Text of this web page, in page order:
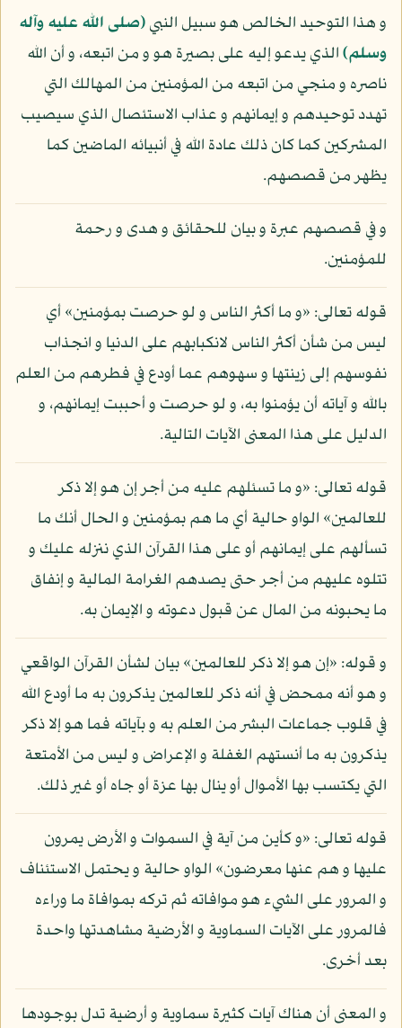
و هذا التوحيد الخالص هو سبيل النبي(صلى الله عليه وآله
وسلم)الذي يدعو إليه على بصيرة هو و من اتبعه، و أن الله
ناصره و منجي من اتبعه من المؤمنين من المهالك التي
تهدد توحيدهم و إيمانهم و عذاب الاستئصال الذي سيصيب
المشركين كما كان ذلك عادة الله في أنبيائه الماضين كما
يظهر من قصصهم.
و في قصصهم عبرة و بيان للحقائق و هدى و رحمة
للمؤمنين.
قوله تعالى: «و ما أكثر الناس و لو حرصت بمؤمنين» أي
ليس من شأن أكثر الناس لانكبابهم على الدنيا و انجذاب
نفوسهم إلى زينتها و سهوهم عما أودع في فطرهم من العلم
بالله و آياته أن يؤمنوا به، و لو حرصت و أحببت إيمانهم، و
الدليل على هذا المعنى الآيات التالية.
قوله تعالى: «و ما تسئلهم عليه من أجر إن هو إلا ذكر
للعالمين» الواو حالية أي ما هم بمؤمنين و الحال أنك ما
تسألهم على إيمانهم أو على هذا القرآن الذي ننزله عليك و
تتلوه عليهم من أجر حتى يصدهم الغرامة المالية و إنفاق
ما يحبونه من المال عن قبول دعوته و الإيمان به.
و قوله: «إن هو إلا ذكر للعالمين» بيان لشأن القرآن الواقعي
و هو أنه ممحض في أنه ذكر للعالمين يذكرون به ما أودع الله
في قلوب جماعات البشر من العلم به و بآياته فما هو إلا ذكر
يذكرون به ما أنستهم الغفلة و الإعراض و ليس من الأمتعة
التي يكتسب بها الأموال أو ينال بها عزة أو جاه أو غير ذلك.
قوله تعالى: «و كأين من آية في السموات و الأرض يمرون
عليها و هم عنها معرضون» الواو حالية و يحتمل الاستئناف
و المرور على الشيء هو موافاته ثم تركه بموافاة ما وراءه
فالمرور على الآيات السماوية و الأرضية مشاهدتها واحدة
بعد أخرى.
و المعنى أن هناك آيات كثيرة سماوية و أرضية تدل بوجودها